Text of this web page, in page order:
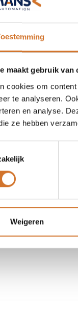
maakt gebruik van
cookies om
te analyseren.
en analyse.
ze hebben
Weigeren